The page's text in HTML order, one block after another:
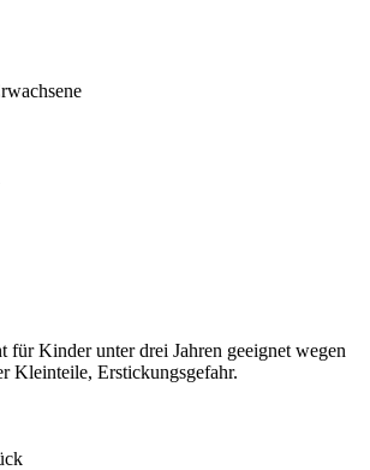
für Kinder unter drei Jahren geeignet wegen
Kleinteile, Erstickungsgefahr.